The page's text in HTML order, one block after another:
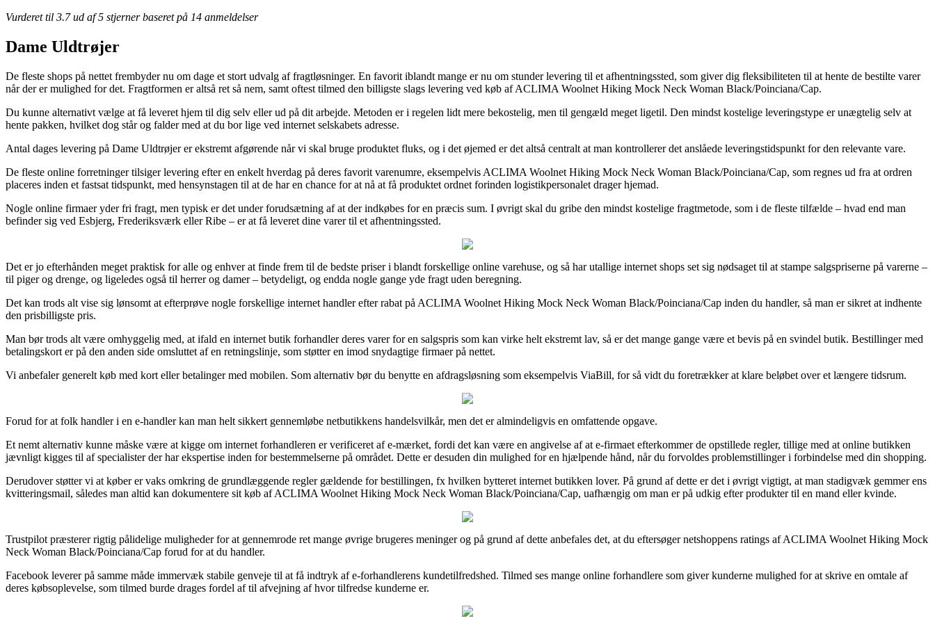
Vurderet til 3.7ud af 5 stjerner baseret på 14 anmeldelser
Dame Uldtrøjer
De fleste shops på nettet frembyder nu om dage et stort udvalg af fragtløsninger. En favorit iblandt mange er nu om stunder levering til et afhentningssted, som giver dig fleksibiliteten til at hente de bestilte varer
når der er mulighed for det. Fragtformen er altså ret så nem, samt oftest tilmed den billigste slags levering ved køb af ACLIMA Woolnet Hiking Mock Neck Woman Black/Poinciana/Cap.
Du kunne alternativt vælge at få leveret hjem til dig selv eller ud på dit arbejde. Metoden er i regelen lidt mere bekostelig, men til gengæld meget ligetil. Den mindst kostelige leveringstype er unægtelig selv at
hente pakken, hvilket dog står og falder med at du bor lige ved internet selskabets adresse.
Antal dages levering på Dame Uldtrøjer er ekstremt afgørende når vi skal bruge produktet fluks, og i det øjemed er det altså centralt at man kontrollerer det anslåede leveringstidspunkt for den relevante vare.
De fleste online forretninger tilsiger levering efter en enkelt hverdag på deres favorit varenumre, eksempelvis ACLIMA Woolnet Hiking Mock Neck Woman Black/Poinciana/Cap, som regnes ud fra at ordren
placeres inden et fastsat tidspunkt, med hensynstagen til at de har en chance for at nå at få produktet ordnet forinden logistikpersonalet drager hjemad.
Nogle online firmaer yder fri fragt, men typisk er det under forudsætning af at der indkøbes for en præcis sum. I øvrigt skal du gribe den mindst kostelige fragtmetode, som i de fleste tilfælde – hvad end man
befinder sig ved Esbjerg, Frederiksværk eller Ribe – er at få leveret dine varer til et afhentningssted.
Det er jo efterhånden meget praktisk for alle og enhver at finde frem til de bedste priser i blandt forskellige online varehuse, og så har utallige internet shops set sig nødsaget til at stampe salgspriserne på varerne –
til piger og drenge, og ligeledes også til herrer og damer – betydeligt, og endda nogle gange yde fragt uden beregning.
Det kan trods alt vise sig lønsomt at efterprøve nogle forskellige internet handler efter rabat på ACLIMA Woolnet Hiking Mock Neck Woman Black/Poinciana/Cap inden du handler, så man er sikret at indhente
den prisbilligste pris.
Man bør trods alt være omhyggelig med, at ifald en internet butik forhandler deres varer for en salgspris som kan virke helt ekstremt lav, så er det mange gange være et bevis på en svindel butik. Bestillinger med
betalingskort er på den anden side omsluttet af en retningslinje, som støtter en imod snydagtige firmaer på nettet.
Vi anbefaler generelt køb med kort eller betalinger med mobilen. Som alternativ bør du benytte en afdragsløsning som eksempelvis ViaBill, for så vidt du foretrækker at klare beløbet over et længere tidsrum.
Forud for at folk handler i en e-handler kan man helt sikkert gennemløbe netbutikkens handelsvilkår, men det er almindeligvis en omfattende opgave.
Et nemt alternativ kunne måske være at kigge om internet forhandleren er verificeret af e-mærket, fordi det kan være en angivelse af at e-firmaet efterkommer de opstillede regler, tillige med at online butikken
jævnligt kigges til af specialister der har ekspertise inden for bestemmelserne på området. Dette er desuden din mulighed for en hjælpende hånd, når du forvoldes problemstillinger i forbindelse med din shopping.
Derudover støtter vi at køber er vaks omkring de grundlæggende regler gældende for bestillingen, fx hvilken bytteret internet butikken lover. På grund af dette er det i øvrigt vigtigt, at man stadigvæk gemmer ens
kvitteringsmail, således man altid kan dokumentere sit køb af ACLIMA Woolnet Hiking Mock Neck Woman Black/Poinciana/Cap, uafhængig om man er på udkig efter produkter til en mand eller kvinde.
Trustpilot præsterer rigtig pålidelige muligheder for at gennemrode ret mange øvrige brugeres meninger og på grund af dette anbefales det, at du eftersøger netshoppens ratings af ACLIMA Woolnet Hiking Mock
Neck Woman Black/Poinciana/Cap forud for at du handler.
Facebook leverer på samme måde immervæk stabile genveje til at få indtryk af e-forhandlerens kundetilfredshed. Tilmed ses mange online forhandlere som giver kunderne mulighed for at skrive en omtale af
deres købsoplevelse, som tilmed burde drages fordel af til afvejning af hvor tilfredse kunderne er.